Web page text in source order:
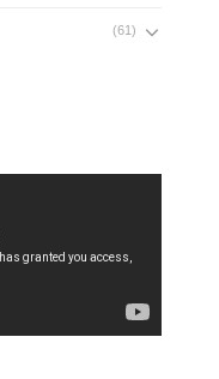
(61)